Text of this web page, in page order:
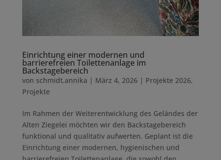
Einrichtung einer modernen und
barrierefreien Toilettenanlage im
Backstagebereich
von schmidt.annika | März 4, 2026| Projekte 2026,
Projekte
Im Rahmen der Weiterentwicklung des Geländes der
Alten Ziegelei möchten wir den Backstagebereich
funktional und qualitativ aufwerten. Geplant ist die
Einrichtung einer modernen, hygienischen und